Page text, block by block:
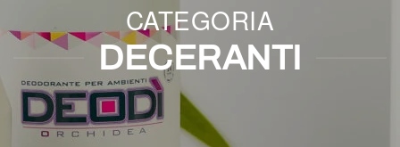
CATEGORIA
DECERANTI